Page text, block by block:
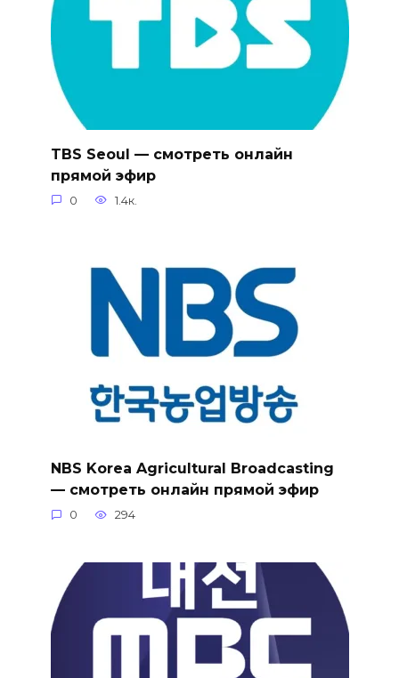
TBS Seoul — смотреть онлайн
прямой эфир
0 1.4к.
NBS Korea Agricultural Broadcasting
— смотреть онлайн прямой эфир
0 294